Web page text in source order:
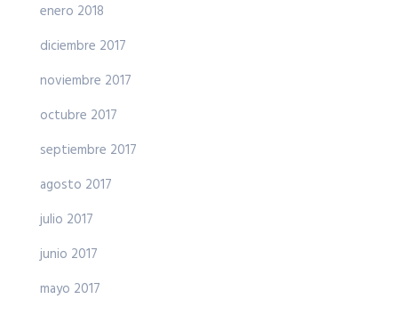
enero 2018
diciembre 2017
noviembre 2017
octubre 2017
septiembre 2017
agosto 2017
julio 2017
junio 2017
mayo 2017